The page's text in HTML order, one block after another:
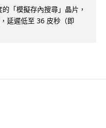
「模擬存內搜尋」晶片，
延遲低至 36 皮秒（即